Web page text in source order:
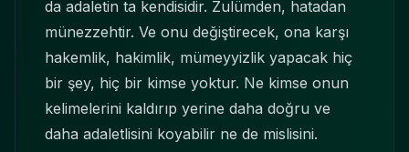
da adaletin ta kendisidir. Zulümden, hatadan
münezzehtir. Ve onu değiştirecek, ona karşı
hakemlik, hakimlik, mümeyyizlik yapacak hiç
bir şey, hiç bir kimse yoktur. Ne kimse onun
kelimelerini kaldırıp yerine daha doğru ve
daha adaletlisini koyabilir ne de mislisini.